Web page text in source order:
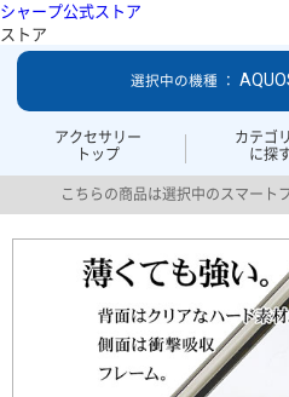
シャープ公式ストア
ストア
アクセサリー
トップ
カテゴ
に探
選択中の機種 ：
こちらの商品は選択中のスマート